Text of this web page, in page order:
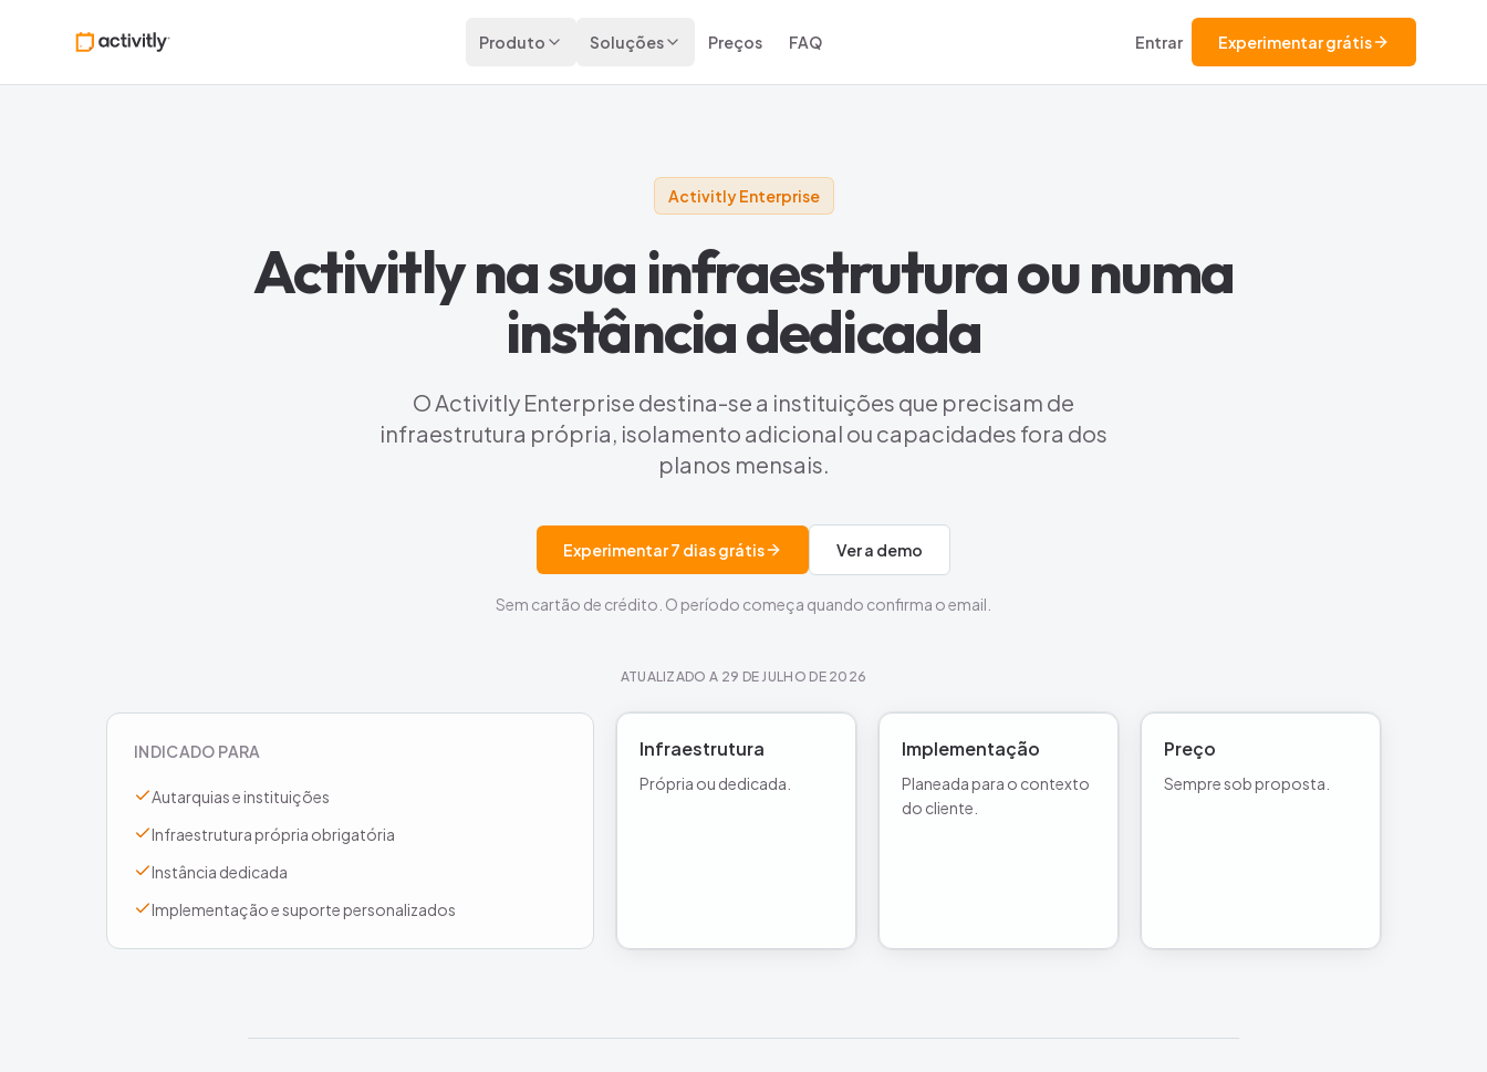
Produto Soluções Preços FAQ Entrar Experimentar grátis
Activitly Enterprise
Activitly na sua infraestrutura ou numa
instância dedicada
O Activitly Enterprise destina-se a instituições que precisam de
infraestrutura própria, isolamento adicional ou capacidades fora dos
planos mensais.
Experimentar 7 dias grátis Ver a demo
Sem cartão de crédito. O período começa quando confirma o email.
ATUALIZADO A 29 DE JULHO DE 2026
INDICADO PARA
Autarquias e instituições
Infraestrutura própria obrigatória
Instância dedicada
Implementação e suporte personalizados
Infraestrutura
Própria ou dedicada.
Implementação
Planeada para o contexto
do cliente.
Preço
Sempre sob proposta.